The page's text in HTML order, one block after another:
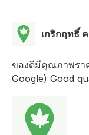
เกริกฤทธิ์
ของดีมีคุณภาพรา
Google) Good